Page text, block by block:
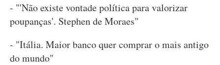
- "'Não existe vontade política para valorizar
poupanças'. Stephen de Moraes"
- "Itália. Maior banco quer comprar o mais antigo
do mundo"